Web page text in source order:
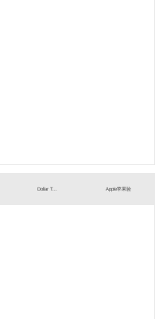
Dollar T... Apple苹果验